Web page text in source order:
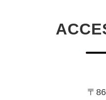
〒